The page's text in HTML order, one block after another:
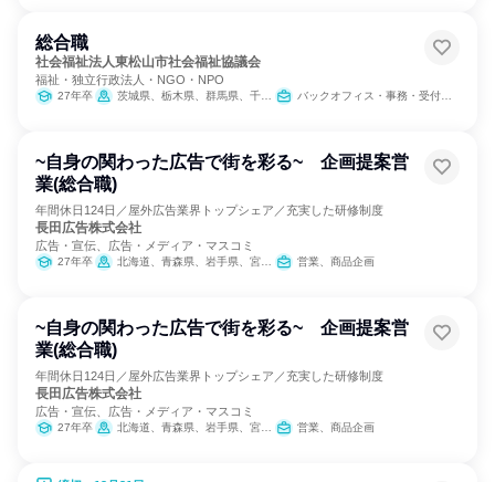
総合職
社会福祉法人東松山市社会福祉協議会
福祉・独立行政法人・NGO・NPO
27年卒 茨城県、栃木県、群馬県、千葉県、東京都、神奈川県 バックオフィス・事務・受付、医療/福祉専門職
~自身の関わった広告で街を彩る~ 企画提案営
業(総合職)
年間休日124日／屋外広告業界トップシェア／充実した研修制度
長田広告株式会社
広告・宣伝、広告・メディア・マスコミ
27年卒 北海道、青森県、岩手県、宮城県、秋田県、山形県、福島県、茨城県、栃木県、群馬県、埼玉県、千葉県、東京都、神奈川県、新潟県、富山県、石川県、福井県、長野県、岐阜県、静岡県、愛知県、三重県、滋賀県、京都府、大阪府、兵庫県、奈良県、鳥取県、島根県、岡山県、広島県、山口県、徳島県、香川県、高知県、福岡県、長崎県、熊本県、大分県、宮崎県、鹿児島県、沖縄県 営業、商品企画
~自身の関わった広告で街を彩る~ 企画提案営
業(総合職)
年間休日124日／屋外広告業界トップシェア／充実した研修制度
長田広告株式会社
広告・宣伝、広告・メディア・マスコミ
27年卒 北海道、青森県、岩手県、宮城県、秋田県、山形県、福島県、茨城県、栃木県、群馬県、埼玉県、千葉県、東京都、神奈川県、新潟県、富山県、石川県、福井県、長野県、岐阜県、静岡県、愛知県、三重県、滋賀県、京都府、大阪府、兵庫県、奈良県、鳥取県、島根県、岡山県、広島県、山口県、徳島県、香川県、高知県、福岡県、長崎県、熊本県、大分県、宮崎県、鹿児島県、沖縄県 営業、商品企画